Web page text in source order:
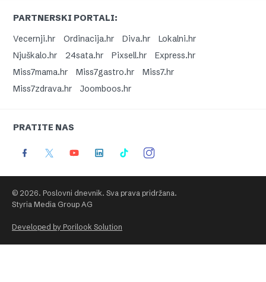
PARTNERSKI PORTALI:
Vecernji.hr
Ordinacija.hr Diva.hr
Lokalni.hr
Njuškalo.hr
24sata.hr Pixsell.hr
Express.hr
Miss7mama.hr
Miss7gastro.hr
Miss7.hr
Miss7zdrava.hr
Joomboos.hr
PRATITE NAS
© 2026. Poslovni dnevnik. Sva prava pridržana.
Styria Media Group AG
Developed by Porilook Solution